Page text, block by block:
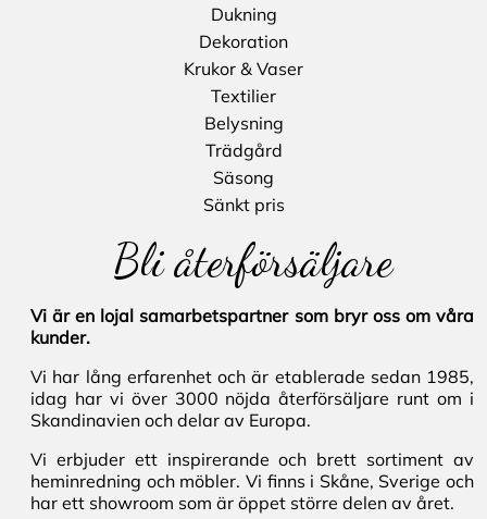
Dukning
Dekoration
Krukor & Vaser
Textilier
Belysning
Trädgård
Säsong
Sänkt pris
Bli återförsäljare
Vi är en lojal samarbetspartner som bryr oss om våra
kunder.
Vi har lång erfarenhet och är etablerade sedan 1985,
idag har vi över 3000 nöjda återförsäljare runt om i
Skandinavien och delar av Europa.
Vi erbjuder ett inspirerande och brett sortiment av
heminredning och möbler. Vi finns i Skåne, Sverige och
har ett showroom som är öppet större delen av året.